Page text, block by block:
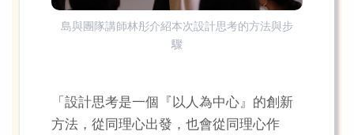
島與團隊講師林彤介紹本次設計思考的方法與步
驟
「設計思考是一個『以人為中心』的創新
方法，從同理心出發，也會從同理心作